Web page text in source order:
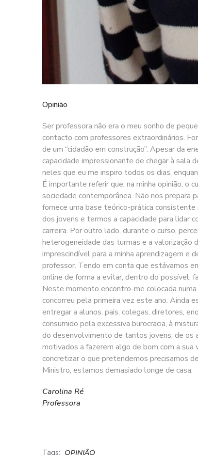
Opinião
Ser professora não era o meu sonho de
contacto com professores extraordinários.
de um “cidadão em construção”. Apesar da
capacidade impressionante de chegar à sala
neles que eu me inspiro todos os dias,
É importante referir que, na minha opinião, o
sociedade contemporânea. Não nos prepara
fornece uma base teórico-prática
dos jovens e termos a capacidade para lidar
carreira. Por outro lado, durante o curso,
heterogeneidade das turmas e a valorização
imprescindível para a minha aprendizagem e
professor. Tendo em conta que estávamos
online de forma a evitar, dentro do possível,
Neste momento encontro-me colocada
concorreu pela primeira vez este ano. Ainda
entregar a alunos, pais, colegas, diretores,
consumido pela excessiva burocracia, à
do desenvolvimento de tantos jovens, de os
motivados a fazerem algo de bom com a sua
concretizar o que pretendemos precisamos
Ministro, estamos demasiado longe de casa.
Carolina Ré
Professora
Tags: OPINIÃO